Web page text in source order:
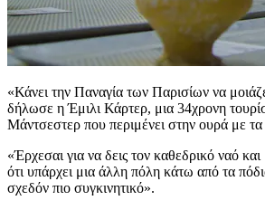
«Κάνει την Παναγία των Παρισίων να
δήλωσε η Έμιλι Κάρτερ, μια 34χρονη
Μάντσεστερ που περιμένει στην ουρά με τα
«Έρχεσαι για να δεις τον καθεδρικό ναό και
ότι υπάρχει μια άλλη πόλη κάτω από τα
σχεδόν πιο συγκινητικό».